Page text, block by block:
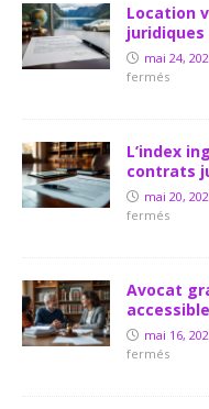
Location
juridiques
mai 24,
fermés
L’index
contrats
mai 20,
fermés
Avocat
mai 16,
fermés